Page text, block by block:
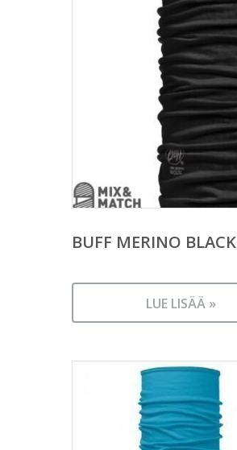
BUFF MERINO BLACK
LUE LISÄÄ »